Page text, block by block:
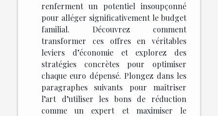
renferment un potentiel insoupçonné
pour alléger significativement le budget
familial. Découvrez comment
transformer ces offres en véritables
leviers d’économie et explorez des
stratégies concrètes pour optimiser
chaque euro dépensé. Plongez dans les
paragraphes suivants pour maîtriser
l’art d’utiliser les bons de réduction
comme un expert et maximiser le